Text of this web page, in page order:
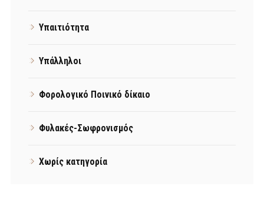
Υπαιτιότητα
Υπάλληλοι
Φορολογικό Ποινικό δίκαιο
Φυλακές-Σωφρονισμός
Χωρίς κατηγορία